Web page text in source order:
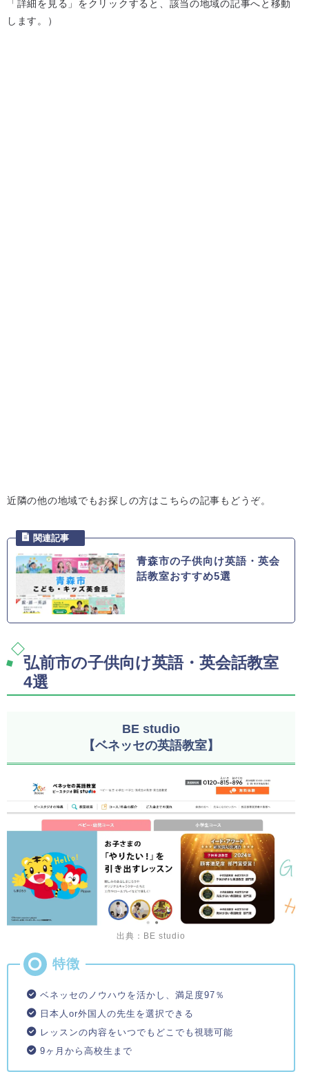
「詳細を見る」をクリックすると、該当の地域の記事へと移動
します。）
近隣の他の地域でもお探しの方はこちらの記事もどうぞ。
青森市の子供向け英語・英会
話教室おすすめ5選
弘前市の子供向け英語・英会話教室
4選
BE studio
【ベネッセの英語教室】
出典：BE studio
ベネッセのノウハウを活かし、満足度97％
日本人or外国人の先生を選択できる
レッスンの内容をいつでもどこでも視聴可能
9ヶ月から高校生まで